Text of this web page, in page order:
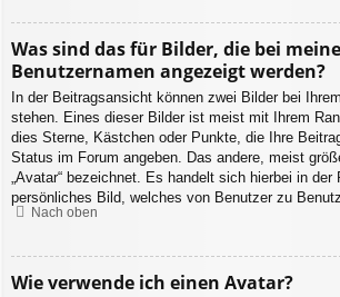
Was sind das für Bilder, die bei
Benutzernamen angezeigt werden?
In der Beitragsansicht können zwei Bilder bei
stehen. Eines dieser Bilder ist meist mit Ihrem
dies Sterne, Kästchen oder Punkte, die Ihre
Status im Forum angeben. Das andere, meist
„Avatar“ bezeichnet. Es handelt sich hierbei in der
persönliches Bild, welches von Benutzer zu
Nach oben
Wie verwende ich einen Avatar?